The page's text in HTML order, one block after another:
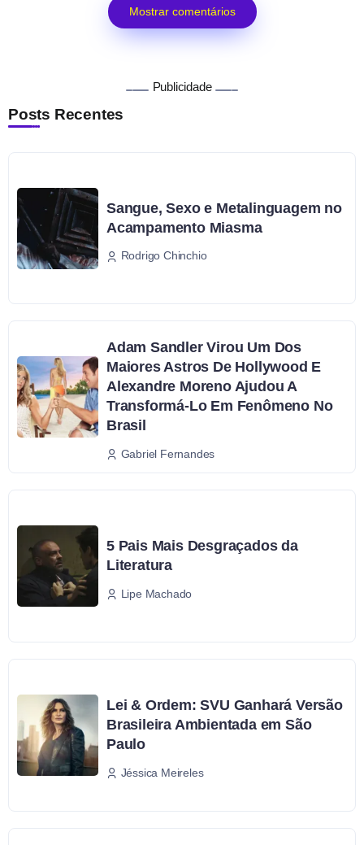
Mostrar comentários
Publicidade
Posts Recentes
Sangue, Sexo e Metalinguagem no
Acampamento Miasma
Rodrigo Chinchio
Adam Sandler Virou Um Dos
Maiores Astros De Hollywood E
Alexandre Moreno Ajudou A
Transformá-Lo Em Fenômeno No
Brasil
Gabriel Fernandes
5 Pais Mais Desgraçados da
Literatura
Lipe Machado
Lei & Ordem: SVU Ganhará Versão
Brasileira Ambientada em São
Paulo
Jéssica Meireles